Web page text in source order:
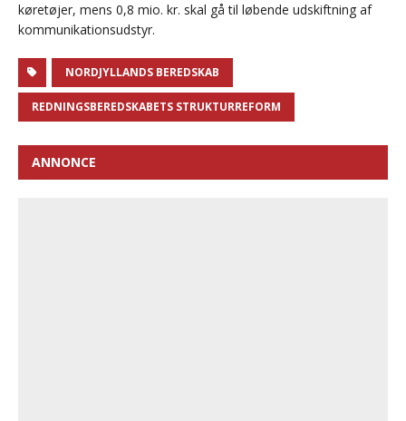
køretøjer, mens 0,8 mio. kr. skal gå til løbende udskiftning af
kommunikationsudstyr.
NORDJYLLANDS BEREDSKAB
REDNINGSBEREDSKABETS STRUKTURREFORM
ANNONCE